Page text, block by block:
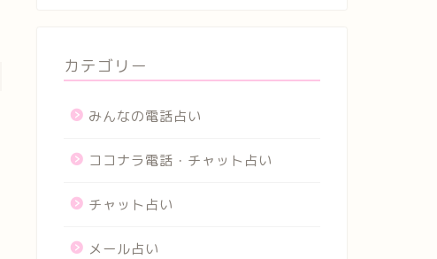
カテゴリー
みんなの電話占い
ココナラ電話・チャット占い
チャット占い
メール占い